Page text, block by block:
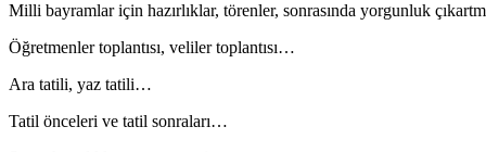
Milli bayramlar için hazırlıklar, törenler, sonrasında yorgunluk
Öğretmenler toplantısı, veliler toplantısı…
Ara tatili, yaz tatili…
Tatil önceleri ve tatil sonraları…